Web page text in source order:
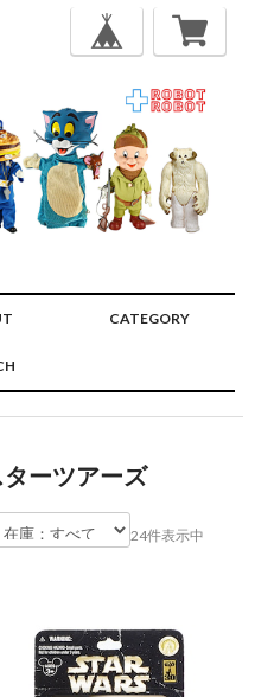
CATEGORY
ターツアーズ
24件表示中